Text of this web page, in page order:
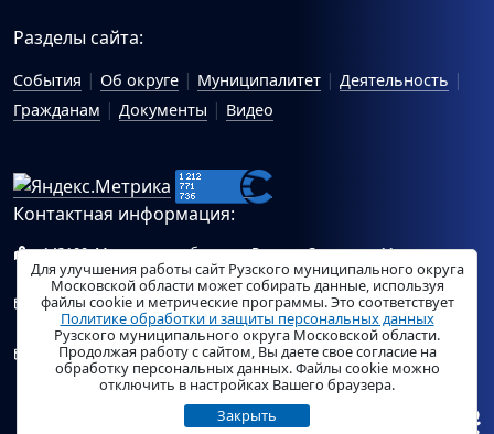
Разделы сайта:
События Об округе Муниципалитет
Деятельность
Гражданам
Документы Видео
Контактная информация:
143100, Московская область, г.Руза, ул.Солнцева, 11
Схема проезда
Общий отдел Администрации Рузского муниципального
округа:ruza_region_ruza@mosreg.ru.
Отдел по работе с обращениями граждан Администрации
Рузского муниципального округа:ruza_og_argo@mosreg.ru
Для улучшения работы сайт Рузского муниципального округа
Московской области может собирать данные, используя
файлы cookie и метрические программы. Это соответствует
Политике обработки и защиты персональных данных
Рузского муниципального округа Московской области.
Продолжая работу с сайтом, Вы даете свое согласие на
обработку персональных данных. Файлы cookie можно
отключить в настройках Вашего браузера.
Закрыть